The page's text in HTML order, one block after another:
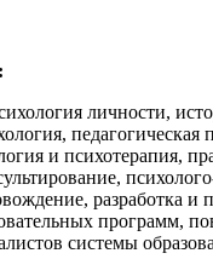
личности,
педагогическая
и психотерапия,
разработка и
программ,
системы